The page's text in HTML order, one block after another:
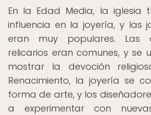
En la Edad Media, la iglesia
influencia en la joyería, y las
eran muy populares. Las
relicarios eran comunes, y se
mostrar la devoción
Renacimiento, la joyería se
forma de arte, y los
a experimentar con